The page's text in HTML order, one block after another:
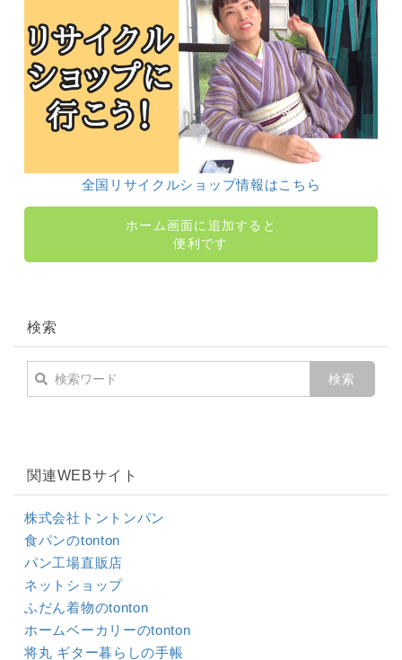
全国リサイクルショップ情報はこちら
ホーム画面に追加すると
便利です
検索
関連WEBサイト
株式会社トントンパン
食パンのtonton
パン工場直販店
ネットショップ
ふだん着物のtonton
ホームベーカリーのtonton
将丸 ギター暮らしの手帳